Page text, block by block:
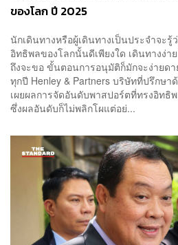
ของโลก ปี 2025
นักเดินทางหรือผู้เดินทางเป็นประจำจะรู้
อิทธิพลของโลกนั้นดีเพียงใด เดินทางง่า
ถึงจะขอ ขั้นตอนการอนุมัติก็มักจะง่ายดา
ทุกปี Henley & Partners บริษัทที่ปรึกษ
เผยผลการจัดอันดับพาสปอร์ตที่ทรงอิทธิ
ซึ่งผลอันดับก็ไม่พลิกโผแต่อย่...